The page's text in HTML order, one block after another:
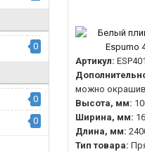
0
0
0
Артикул:
можно
Высота, мм:
Ширина, мм: 16
Длина, мм:
Тип товара: